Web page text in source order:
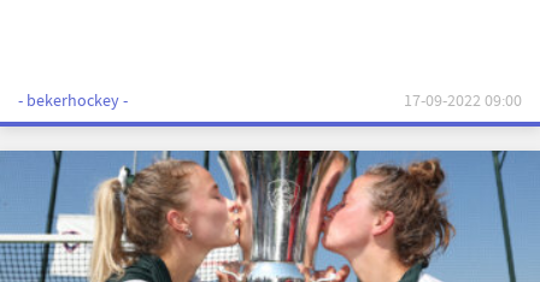
- bekerhockey - 17-09-2022 09:00